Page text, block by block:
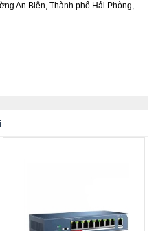
An Biên, Thành phố Hải Phòng,